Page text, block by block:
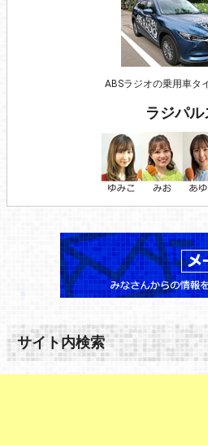
ABSラジオの乗用車タ
ラジパル
サイト内検索